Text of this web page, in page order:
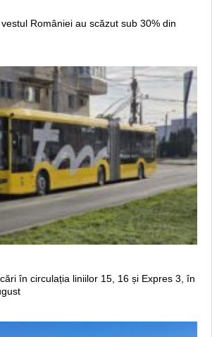
României au scăzut sub 30% din
în circulația liniilor 15, 16 și Expres 3, în